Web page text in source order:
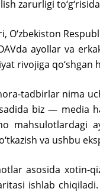
zarurligi
O‘zbekiston
ayollar va
rivojiga
tadbirlar nima
biz — media
mahsulotlardagi
va ushbu
asosida xotin-
ishlab